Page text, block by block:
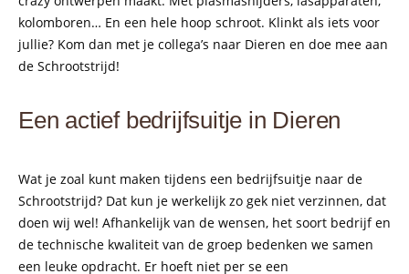
kolomboren… En een hele hoop schroot. Klinkt als iets voor
jullie? Kom dan met je collega’s naar Dieren en doe mee aan
de Schrootstrijd!
Een actief bedrijfsuitje in Dieren
Wat je zoal kunt maken tijdens een bedrijfsuitje naar de
Schrootstrijd? Dat kun je werkelijk zo gek niet verzinnen, dat
doen wij wel! Afhankelijk van de wensen, het soort bedrijf en
de technische kwaliteit van de groep bedenken we samen
een leuke opdracht. Er hoeft niet per se een